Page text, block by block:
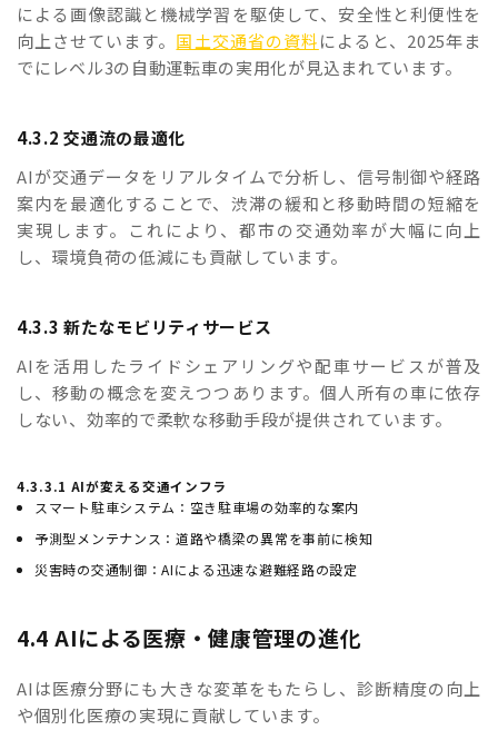
による画像認識と機械学習を駆使して、安全性と利便性を
向上させています。 国土交通省の資料によると、2025年ま
でにレベル3の自動運転車の実用化が見込まれています。
4.3.2 交通流の最適化
AIが交通データをリアルタイムで分析し、信号制御や経路
案内を最適化することで、渋滞の緩和と移動時間の短縮を
実現します。これにより、都市の交通効率が大幅に向上
し、環境負荷の低減にも貢献しています。
4.3.3 新たなモビリティサービス
AIを活用したライドシェアリングや配車サービスが普及
し、移動の概念を変えつつあります。個人所有の車に依存
しない、効率的で柔軟な移動手段が提供されています。
4.3.3.1 AIが変える交通インフラ
スマート駐車システム：空き駐車場の効率的な案内
予測型メンテナンス：道路や橋梁の異常を事前に検知
災害時の交通制御：AIによる迅速な避難経路の設定
4.4 AIによる医療・健康管理の進化
AIは医療分野にも大きな変革をもたらし、診断精度の向上
や個別化医療の実現に貢献しています。